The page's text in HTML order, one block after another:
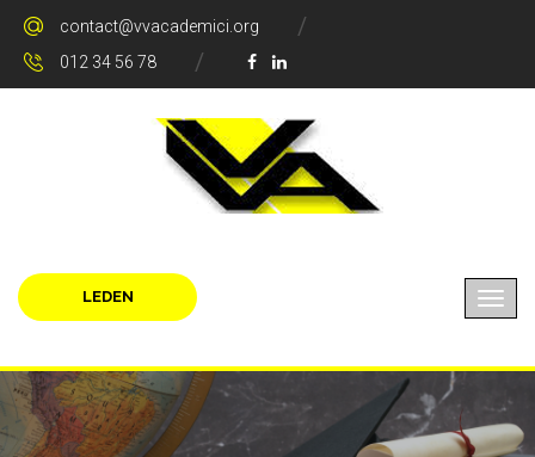
contact@vvacademici.org
012 34 56 78
LEDEN